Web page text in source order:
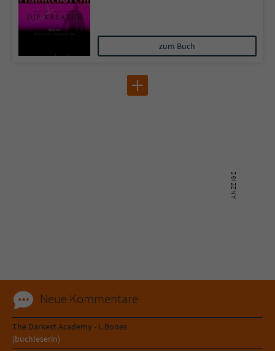
zum Buch
Neue Kommentare
The Darkest Academy - I. Bones
(buchleserin)